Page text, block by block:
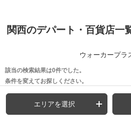
関西のデパート・百貨店一
ウォーカープラ
該当の検索結果は0件でした。
条件を変えてお探しください。
エリアを選択